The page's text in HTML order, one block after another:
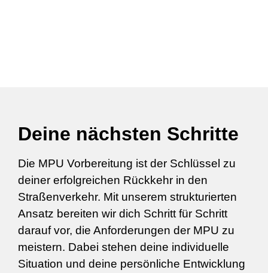
Deine nächsten Schritte
Die MPU Vorbereitung ist der Schlüssel zu
deiner erfolgreichen Rückkehr in den
Straßenverkehr. Mit unserem strukturierten
Ansatz bereiten wir dich Schritt für Schritt
darauf vor, die Anforderungen der MPU zu
meistern. Dabei stehen deine individuelle
Situation und deine persönliche Entwicklung